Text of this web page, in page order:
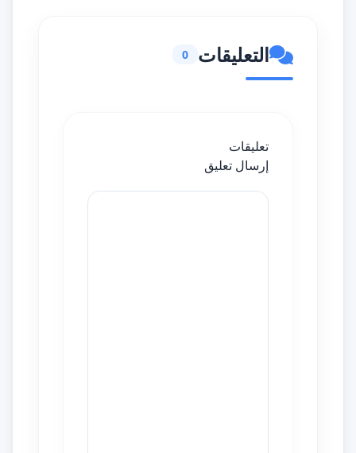
التعليقات 0
تعليقات
إرسال تعليق